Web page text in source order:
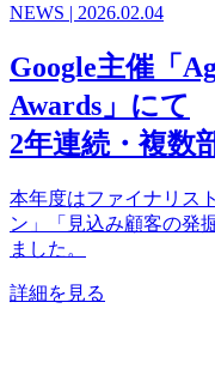
NEWS | 2026.02.04
Google主催「
Awards」にて
2年連続・複数
本年度はファイナリス
ン」「見込み顧客の発
ました。
詳細を見る